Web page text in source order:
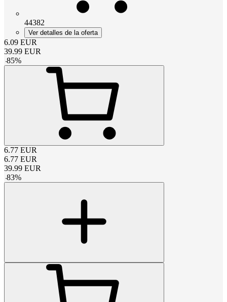
44382
Ver detalles de la oferta
6.09 EUR
39.99 EUR
-85%
6.77 EUR
6.77 EUR
39.99 EUR
-83%